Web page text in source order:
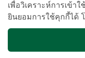
เพื่อวิเคราะห์การเข้า
ยินยอมการใช้คุกกี้ได้